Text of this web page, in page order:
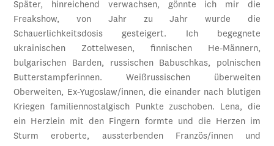
Später, hinreichend verwachsen, gönnte ich mir die
Freakshow, von Jahr zu Jahr wurde die
Schauerlichkeitsdosis gesteigert. Ich begegnete
ukrainischen Zottelwesen, finnischen He-Männern,
bulgarischen Barden, russischen Babuschkas, polnischen
Butterstampferinnen. Weißrussischen überweiten
Oberweiten, Ex-Yugoslaw/innen, die einander nach blutigen
Kriegen familiennostalgisch Punkte zuschoben. Lena, die
ein Herzlein mit den Fingern formte und die Herzen im
Sturm eroberte, aussterbenden Französ/innen und